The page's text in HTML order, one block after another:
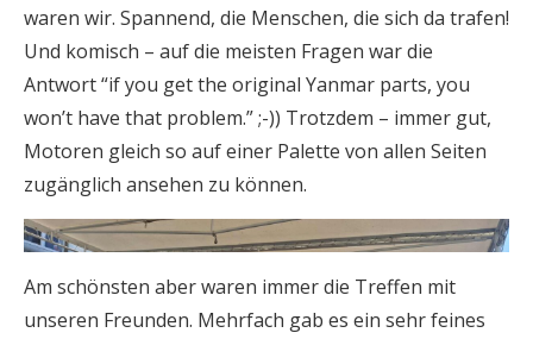
waren wir. Spannend, die Menschen, die sich da trafen!
Und komisch – auf die meisten Fragen war die
Antwort “if you get the original Yanmar parts, you
won’t have that problem.” ;-)) Trotzdem – immer gut,
Motoren gleich so auf einer Palette von allen Seiten
zugänglich ansehen zu können.
Am schönsten aber waren immer die Treffen mit
unseren Freunden. Mehrfach gab es ein sehr feines